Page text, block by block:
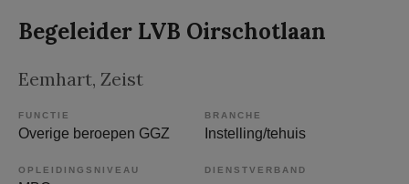
Begeleider LVB Oirschotlaan
Eemhart, Zeist
FUNCTIE
Overige beroepen GGZ
BRANCHE
Instelling/tehuis
OPLEIDINGSNIVEAU DIENSTVERBAND